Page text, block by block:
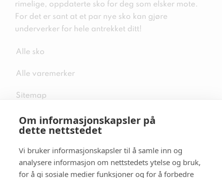
Om informasjonskapsler på
dette nettstedet
Vi bruker informasjonskapsler til å samle inn og
analysere informasjon om nettstedets ytelse og bruk,
for å gi sosiale medier funksjoner og for å forbedre
rimelige, oppdaterte sko for deg som elsker mote.
For det er sant at et par nye sko kan gjøre
underverker for hele antrekket ditt!
Alle sko
Alle varemerker
Sitemap
Følg oss i sosiale medier